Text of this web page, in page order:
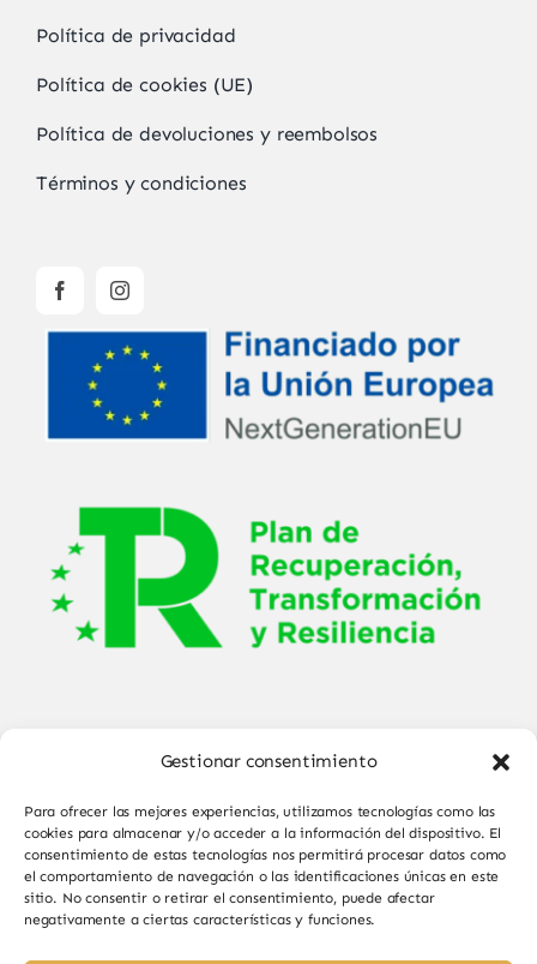
Gestionar consentimiento
Para ofrecer las mejores experiencias, utilizamos tecnologías como las
cookies para almacenar y/o acceder a la información del dispositivo. El
consentimiento de estas tecnologías nos permitirá procesar datos como
el comportamiento de navegación o las identificaciones únicas en este
sitio. No consentir o retirar el consentimiento, puede afectar
negativamente a ciertas características y funciones.
Política de privacidad
Política de cookies (UE)
Política de devoluciones y reembolsos
Términos y condiciones
© Copyright 2025 - 2026•Sabor de Sayago
Todos los derechos reservados • Diseño por
Paginas Web Iván González